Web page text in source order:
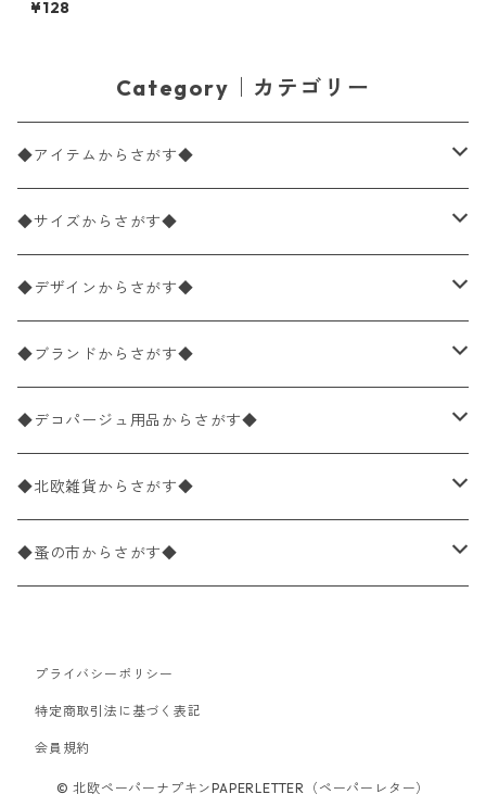
MILLE グリーン
¥128
Category｜カテゴリー
◆アイテムからさがす◆
ペーパーナプキン2枚バラ売り
ペーパーナプキン1枚バラ売り
ペーパーナプキン20枚入りパック
ペーパーナプキン10枚入りパック
ライスペーパー
ペーパーリネンナプキン
ワックスペーパー
デコパージュ用品
◆サイズからさがす◆
33×33cm（ランチサイズ）
バラ売り
パック売り
25×25cm（カクテルサイズ）
バラ売り
パック売り
40×40cm（ディナーサイズ）
バラ売り
パック売り
21×21cm（ポケットサイズ）
バラ売り
33cm（ラウンド）
◆デザインからさがす◆
花柄
植物・グリーン柄
動物・鳥・昆虫・蝶柄
海・魚柄
食べ物・フルーツ・野菜・ドリンク柄
食器・カトラリー柄
◆ブランドからさがす◆
ドイツ製 IHR/イア
ランチサイズ
カクテルサイズ
ドイツ製 Ambiente/アンビエンテ
ランチサイズ
ドイツ製 Paperproducts Design
カクテルサイズ
ランチサイズ
カクテルサイズ
ドイツ製 ti-flair/ティーフレア
ランチサイズ
ドイツ製 PAW/パウ
◆デコパージュ用品からさがす◆
デコパージュ液
デコパージュ下地
デコパージュはさみ
3Dデコパージュ
◆北欧雑貨からさがす◆
シリコンモールド
トレイ
ポスター・カレンダー
◆蚤の市からさがす◆
北欧雑貨
デコパージュ用品
プライバシーポリシー
特定商取引法に基づく表記
会員規約
© 北欧ペーパーナプキンPAPERLETTER（ペーパーレター）